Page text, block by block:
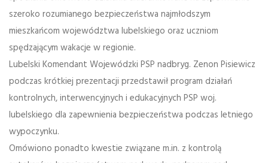
szeroko rozumianego bezpieczeństwa najmłodszym
mieszkańcom województwa lubelskiego oraz uczniom
spędzającym wakacje w regionie.
Lubelski Komendant Wojewódzki PSP nadbryg. Zenon Pisiewicz
podczas krótkiej prezentacji przedstawił program działań
kontrolnych, interwencyjnych i edukacyjnych PSP woj.
lubelskiego dla zapewnienia bezpieczeństwa podczas letniego
wypoczynku.
Omówiono ponadto kwestie związane m.in. z kontrolą